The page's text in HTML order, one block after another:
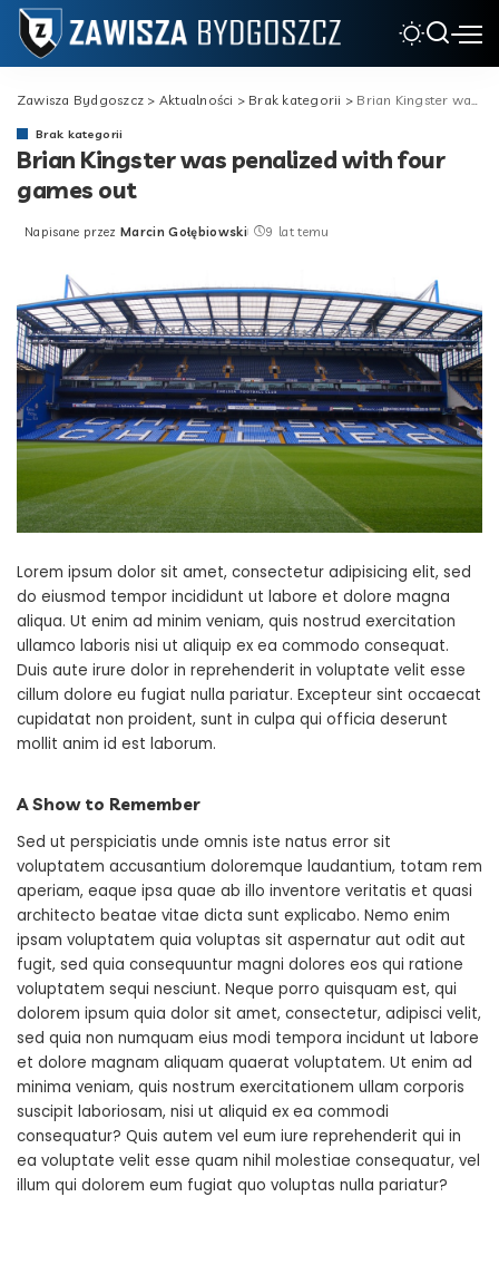
Zawisza Bydgoszcz > Aktualności > Brak kategorii > Brian Kingster was penalized with four games out
Brak kategorii
Brian Kingster was penalized with four
games out
Posted
Napisane przez Marcin Gołębiowski 9 lat temu
Lorem ipsum dolor sit amet, consectetur adipisicing elit, sed
do eiusmod tempor incididunt ut labore et dolore magna
aliqua. Ut enim ad minim veniam, quis nostrud exercitation
ullamco laboris nisi ut aliquip ex ea commodo consequat.
Duis aute irure dolor in reprehenderit in voluptate velit esse
cillum dolore eu fugiat nulla pariatur. Excepteur sint occaecat
cupidatat non proident, sunt in culpa qui officia deserunt
mollit anim id est laborum.
A Show to Remember
Sed ut perspiciatis unde omnis iste natus error sit
voluptatem accusantium doloremque laudantium, totam rem
aperiam, eaque ipsa quae ab illo inventore veritatis et quasi
architecto beatae vitae dicta sunt explicabo. Nemo enim
ipsam voluptatem quia voluptas sit aspernatur aut odit aut
fugit, sed quia consequuntur magni dolores eos qui ratione
voluptatem sequi nesciunt. Neque porro quisquam est, qui
dolorem ipsum quia dolor sit amet, consectetur, adipisci velit,
sed quia non numquam eius modi tempora incidunt ut labore
et dolore magnam aliquam quaerat voluptatem. Ut enim ad
minima veniam, quis nostrum exercitationem ullam corporis
suscipit laboriosam, nisi ut aliquid ex ea commodi
consequatur? Quis autem vel eum iure reprehenderit qui in
ea voluptate velit esse quam nihil molestiae consequatur, vel
illum qui dolorem eum fugiat quo voluptas nulla pariatur?